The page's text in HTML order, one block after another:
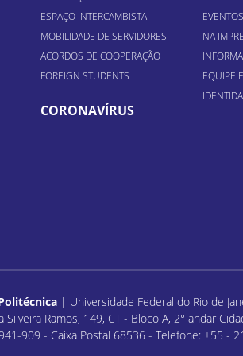
ESPAÇO INTERCAMBISTA
MOBILIDADE DE SERVIDORES
ACORDOS DE COOPERAÇÃO
FOREIGN STUDENTS
CORONAVÍRUS
EVENTOS
NA
EQUIPE
| Universidade Federal do Rio de
Silveira Ramos, 149, CT - Bloco A, 2° andar
909 - Caixa Postal 68536 - Telefone: +55 -